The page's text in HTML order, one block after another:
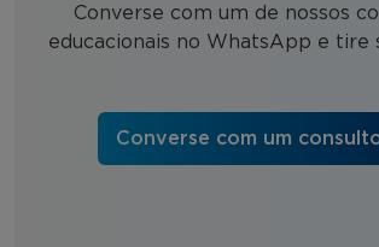
Converse com um de nossos
educacionais no WhatsApp e tire
Converse com um